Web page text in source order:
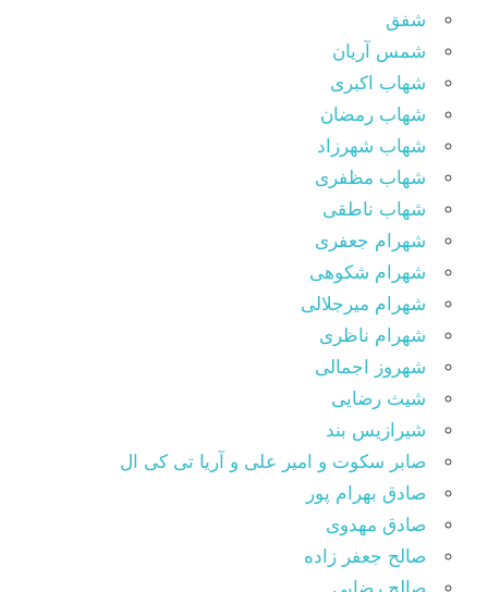
شفق
شمس آریان
شهاب اکبری
شهاب رمضان
شهاب شهرزاد
شهاب مظفری
شهاب ناطقی
شهرام جعفری
شهرام شکوهی
شهرام میرجلالی
شهرام ناظری
شهروز اجمالی
شیث رضایی
شیرازیس بند
صابر سکوت و امیر علی و آریا تی کی ال
صادق بهرام پور
صادق مهدوی
صالح جعفر زاده
صالح رضایی